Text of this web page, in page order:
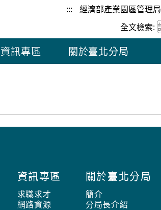
::: 經濟部產業園區管理局
全文檢索:
資訊專區 關於臺北分局
資訊專區
求職求才
網路資源
關於臺北分局
簡介
分局長介紹